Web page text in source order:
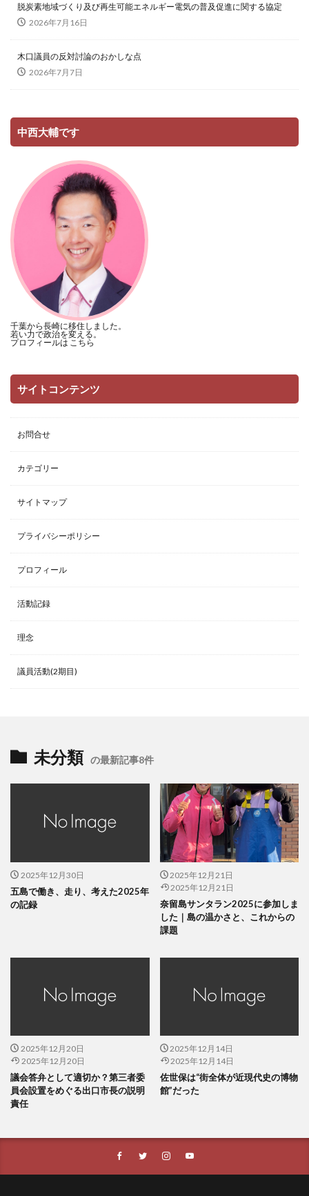
脱炭素地域づくり及び再生可能エネルギー電気の普及促進に関する協定
2026年7月16日
木口議員の反対討論のおかしな点
2026年7月7日
中西大輔です
千葉から長崎に移住しました。
若い力で政治を変える。
プロフィールは こちら
サイトコンテンツ
お問合せ
カテゴリー
サイトマップ
プライバシーポリシー
プロフィール
活動記録
理念
議員活動(2期目)
未分類 の最新記事8件
2025年12月30日
五島で働き、走り、考えた2025年
の記録
2025年12月21日
2025年12月21日
奈留島サンタラン2025に参加しま
した｜島の温かさと、これからの
課題
2025年12月20日
2025年12月20日
議会答弁として適切か？第三者委
員会設置をめぐる出口市長の説明
責任
2025年12月14日
2025年12月14日
佐世保は“街全体が近現代史の博物
館”だった